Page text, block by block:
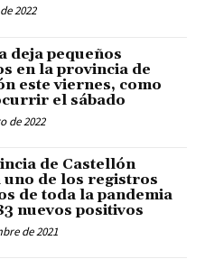
2022
deja pequeños
en la provincia de
este viernes, como
el sábado
de 2022
de Castellón
uno de los registros
de toda la pandemia
nuevos positivos
de 2021